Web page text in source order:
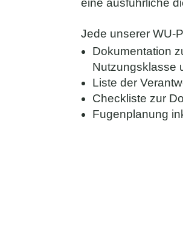
Jede unserer WU-
Dokumentation
Nutzungsklasse
Liste der
Checkliste zur
Fugenplanung